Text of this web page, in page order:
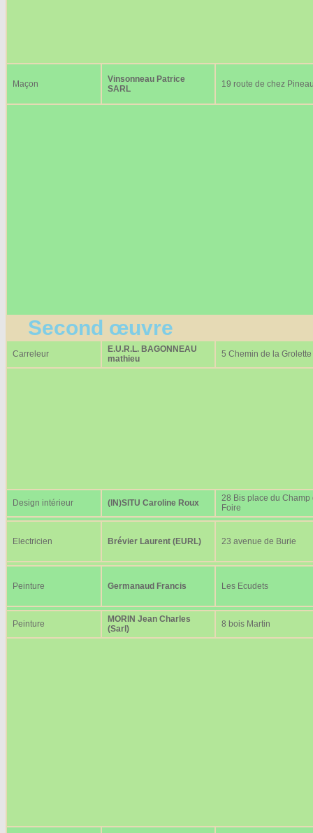
Maçon
Vinsonneau Patrice
SARL
19 route de chez
Second œuvre
Carreleur
E.U.R.L. BAGONNEAU
mathieu
5 Chemin de la Grolette
Design intérieur (IN)SITU Caroline Roux
28 Bis place du Champ
Foire
Electricien Brévier Laurent (EURL) 23 avenue de Burie
Peinture Germanaud Francis Les Ecudets
Peinture
MORIN Jean Charles
(Sarl)
8 bois Martin